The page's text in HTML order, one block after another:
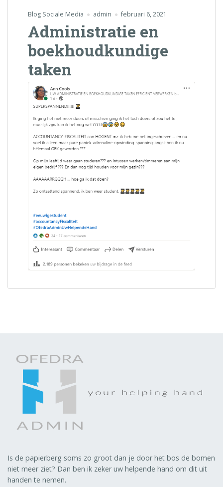
Blog Sociale Media admin februari 6, 2021
Administratie en
boekhoudkundige
taken
Is de papierberg soms zo groot dan je door het bos de bomen
niet meer ziet? Dan ben ik zeker uw helpende hand om dit uit
handen te nemen.